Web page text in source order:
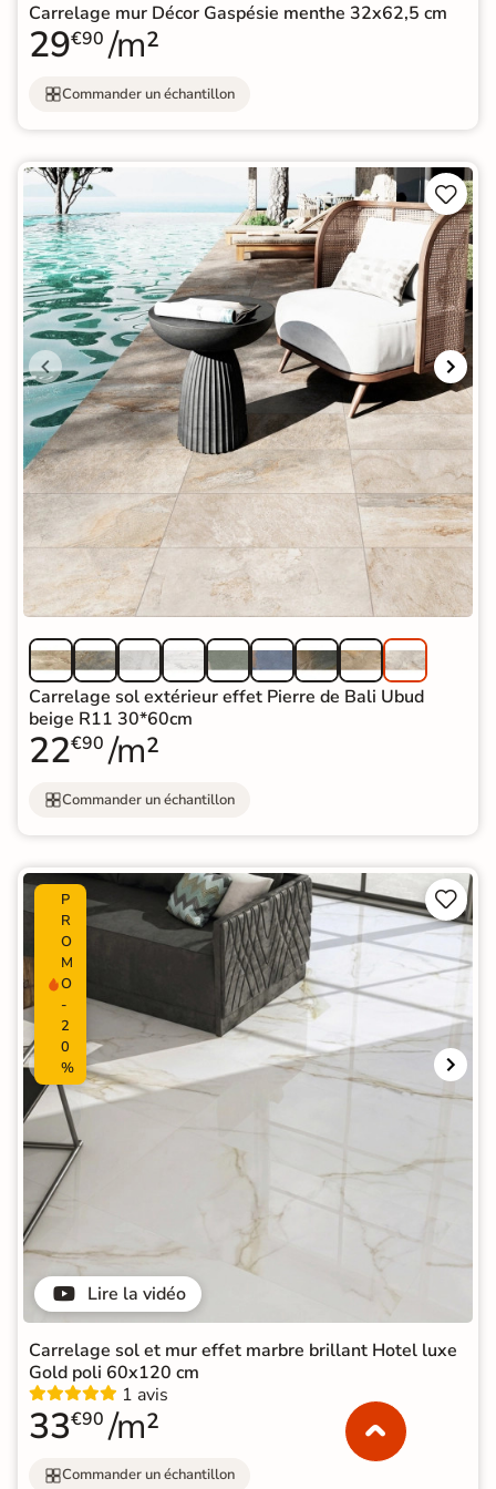
Carrelage mur Décor Gaspésie menthe 32x62,5 cm
29€90 /m²
Commander un échantillon


Carrelage sol extérieur effet Pierre de Bali Ubud
beige R11 30*60cm
22€90 /m²
Commander un échantillon
Lire la vidéo
P
R
O
M
O
-
2
0
%


Carrelage sol et mur effet marbre brillant Hotel luxe
Gold poli 60x120 cm
1 avis
33€90 /m²
Commander un échantillon